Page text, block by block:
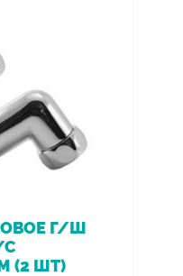
Г/Ш
(2 ШТ)